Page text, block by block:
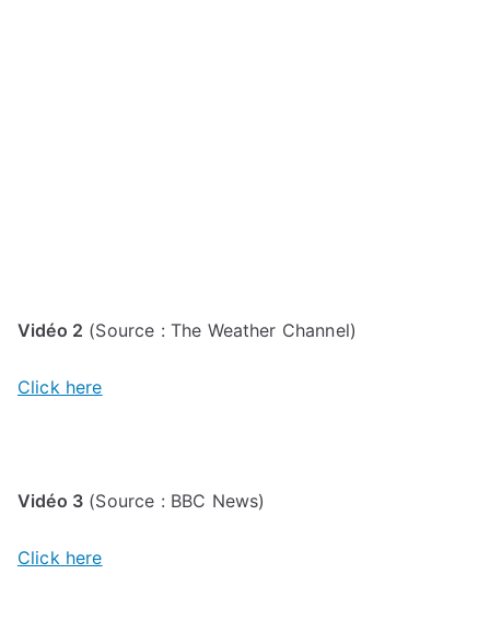
Vidéo 2 (Source : The Weather Channel)
Click here
Vidéo 3 (Source : BBC News)
Click here